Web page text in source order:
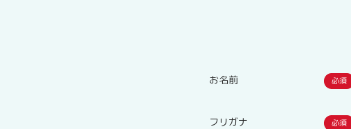
お名前
フリガナ